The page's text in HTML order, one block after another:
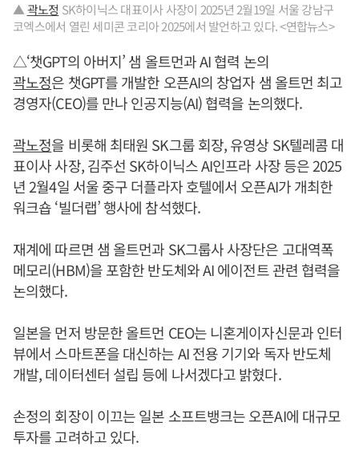
▲곽노정 SK하이닉스 대표이사 사장이 2025년 2월19일 서울 강남구
코엑스에서 열린 세미콘 코리아 2025에서 발언하고 있다. <연합뉴스>
△‘챗GPT의 아버지’ 샘 올트먼과 AI 협력 논의
곽노정은 챗GPT를 개발한 오픈AI의 창업자 샘 올트먼 최고
경영자(CEO)를 만나 인공지능(AI) 협력을 논의했다.
곽노정을 비롯해 최태원 SK그룹 회장, 유영상 SK텔레콤 대
표이사 사장, 김주선 SK하이닉스 AI인프라 사장 등은 2025
년 2월4일 서울 중구 더플라자 호텔에서 오픈AI가 개최한
워크숍 ‘빌더랩’ 행사에 참석했다.
재계에 따르면 샘 올트먼과 SK그룹사 사장단은 고대역폭
메모리(HBM)을 포함한 반도체와 AI 에이전트 관련 협력을
논의했다.
일본을 먼저 방문한 올트먼 CEO는 니혼게이자신문과 인터
뷰에서 스마트폰을 대신하는 AI 전용 기기와 독자 반도체
개발, 데이터센터 설립 등에 나서겠다고 밝혔다.
손정의 회장이 이끄는 일본 소프트뱅크는 오픈AI에 대규모
투자를 고려하고 있다.